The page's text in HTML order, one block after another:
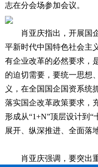
志在分会场参加会议。
肖亚庆指出，开展国
平新时代中国特色社会主
有企业改革的必然要求，
的迫切需要，要统一思想
义，在全国国企国资系统
落实国企改革政策要求，
形成从“1+N”顶层设计到“
展开、纵深推进、全面落
肖亚庆强调，要突出